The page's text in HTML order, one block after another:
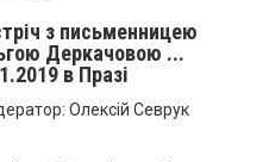
з письменницею
Деркачовою ...
в Празі
Олексій Севрук